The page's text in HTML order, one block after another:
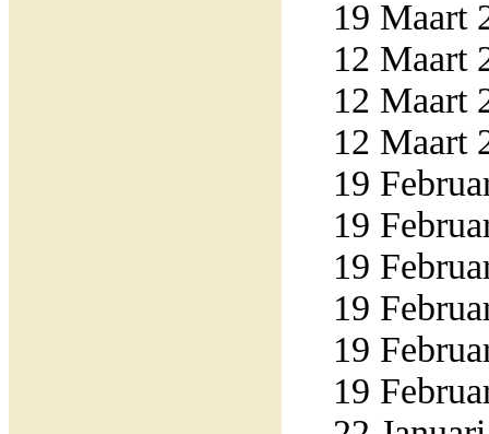
19 Maart
12 Maart
12 Maart
12 Maart
19
19
19
19
19
19